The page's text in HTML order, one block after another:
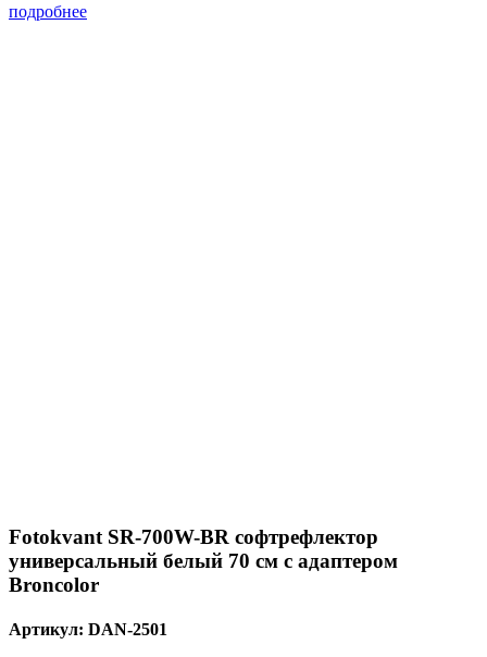
подробнее
Fotokvant SR-700W-BR софтрефлектор
универсальный белый 70 см c адаптером
Broncolor
Артикул: DAN-2501